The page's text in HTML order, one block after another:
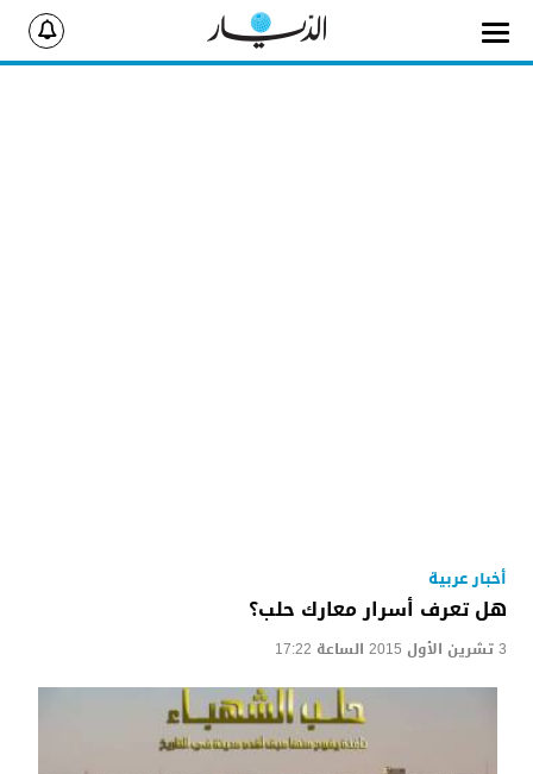
أخبار عربية
هل تعرف أسرار معارك حلب؟
3 تشرين الأول 2015 الساعة 17:22